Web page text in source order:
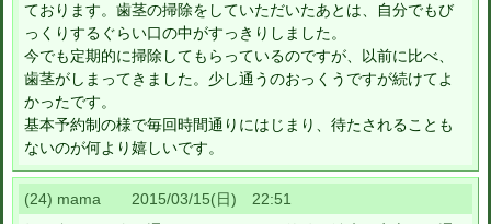
ております。歯茎の掃除をしていただいたあとは、自分でもび
っくりするぐらい口の中がすっきりしました。
今でも定期的に掃除してもらっているのですが、以前に比べ、
歯茎がしまってきました。少し通うのおっくうですが続けてよ
かったです。
基本予約制の様で毎回時間通りにはじまり、待たされることも
ないのが何より嬉しいです。
(24) mama 2015/03/15(日) 22:51